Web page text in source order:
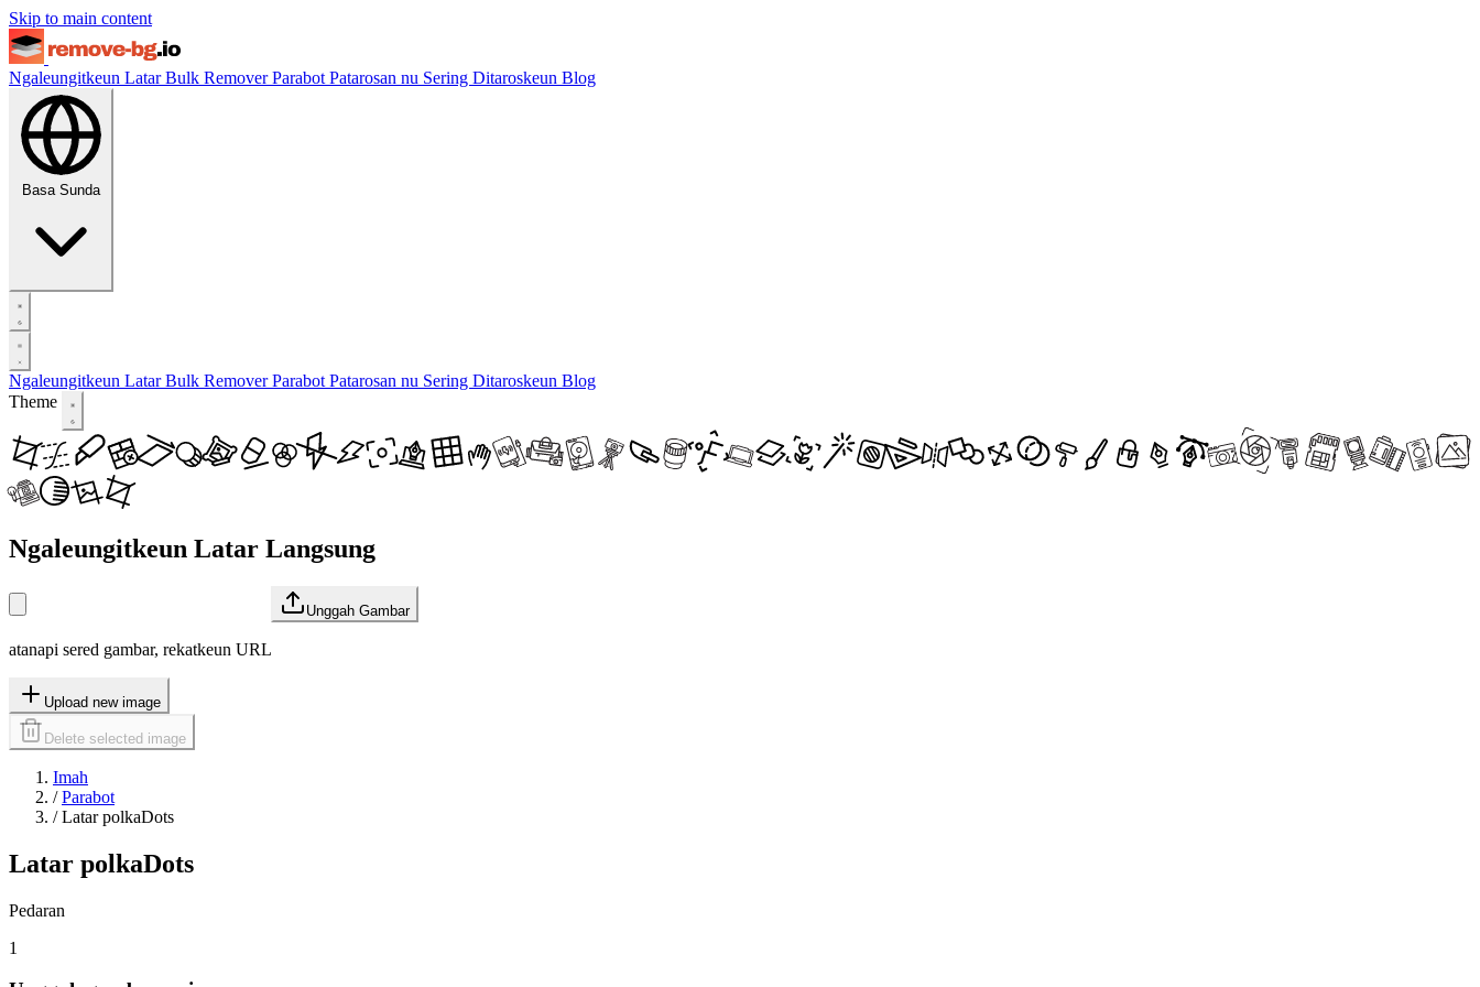
Skip to main content
Ngaleungitkeun LatarBulk RemoverParabot Patarosan nu Sering Ditaroskeun Blog
Basa Sunda
Ngaleungitkeun LatarBulk RemoverParabot Patarosan nu Sering Ditaroskeun Blog
Theme
Ngaleungitkeun Latar Langsung
Unggah Gambar
atanapi sered gambar, rekatkeun URL
Upload new image
Delete selected image
Imah
/ Parabot
/ Latar polkaDots
Latar polkaDots
Pedaran
1